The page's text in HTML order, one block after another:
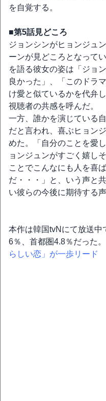
を自覚する。
■第5話見どころ
ジョンシンがヒョンジュ
ーンが見どころとなって
を語る彼女の姿は「ジョ
良かった」、「このドラ
け愛と似ているかを代弁
視聴者の共感を呼んだ。
一方、誰かを演じている
だと言われ、喜ぶヒョン
めた。「自分のことを愛
ョンジュンがすごく嬉し
ことでこんなにも人を喜
だ・・・」と、いう声と
い彼らの今後に期待する
本作は韓国tvNにて放送中
6％、首都圏4.8％だった
らしい恋」が一歩リード